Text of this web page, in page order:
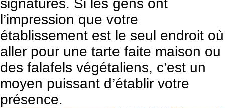
signatures. Si les gens ont
l’impression que votre
établissement est le seul endroit où
aller pour une tarte faite maison ou
des falafels végétaliens, c’est un
moyen puissant d’établir votre
présence.